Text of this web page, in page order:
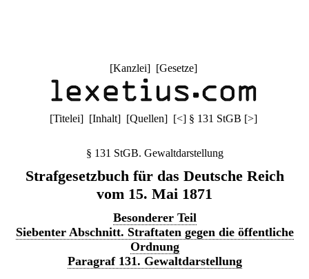
[Kanzlei] [Gesetze]
[Titelei] [Inhalt] [Quellen] [<] § 131 StGB [>]
§ 131 StGB. Gewaltdarstellung
Strafgesetzbuch für das Deutsche Reich
vom 15. Mai 1871
Besonderer Teil
Siebenter Abschnitt. Straftaten gegen die öffentliche
Ordnung
Paragraf 131. Gewaltdarstellung